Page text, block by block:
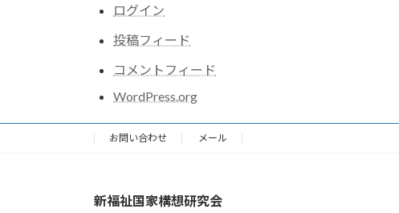
ログイン
投稿フィード
コメントフィード
WordPress.org
お問い合わせ メール
新福祉国家構想研究会